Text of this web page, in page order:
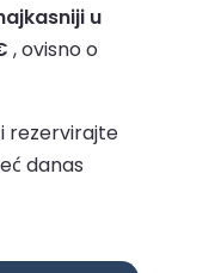
u
, ovisno o
rezervirajte
danas